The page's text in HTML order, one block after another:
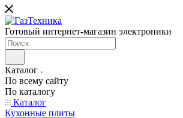
Готовый интернет-магазин электроники
Каталог
По всему сайту
По каталогу
Каталог
Кухонные плиты